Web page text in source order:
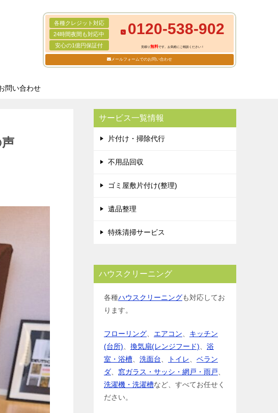
各種クレジット対応
24時間夜間も対応中
安心の1億円保証付
0120-538-902
見積り無料です。お気軽にご相談ください！
メールフォームでのお問い合わせ
問い合わせ
サービス一覧情報
片付け・掃除代行
不用品回収
ゴミ屋敷片付け(整理)
遺品整理
特殊清掃サービス
ハウスクリーニング
各種ハウスクリーニングも対応してお
ります。
フローリング エアコン
キッチン
(台所)
換気扇(レンジフード)
浴
室・浴槽
洗面台 トイレ
ベラン
ダ
窓ガラス・サッシ・網戸・雨戸
洗濯機・洗濯槽など、すべてお任せく
ださい。